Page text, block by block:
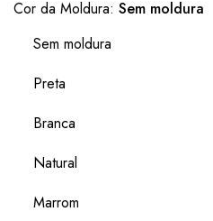
Cor da Moldura: Sem moldura
Sem moldura
Preta
Branca
Natural
Marrom